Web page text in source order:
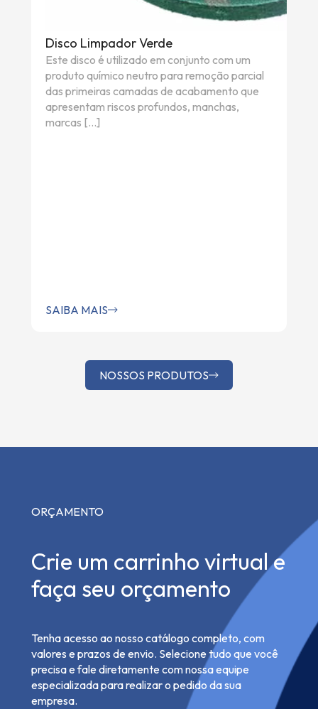
Disco Limpador Verde
Este disco é utilizado em conjunto com um
produto químico neutro para remoção parcial
das primeiras camadas de acabamento que
apresentam riscos profundos, manchas,
marcas […]
SAIBA MAIS
NOSSOS PRODUTOS
ORÇAMENTO
Crie um carrinho virtual e
faça seu orçamento
Tenha acesso ao nosso catálogo completo, com
valores e prazos de envio. Selecione tudo que você
precisa e fale diretamente com nossa equipe
especializada para realizar o pedido da sua
empresa.